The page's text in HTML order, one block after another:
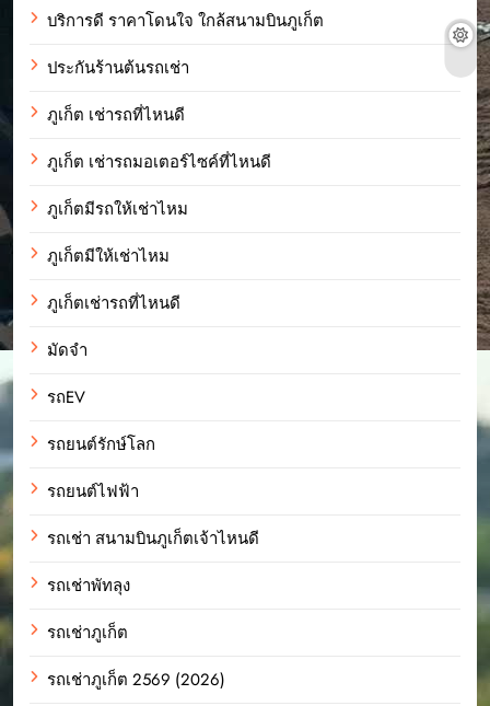
บริการดี ราคาโดนใจ ใกล้สนามบินภูเก็ต
ประกันร้านต้นรถเช่า
ภูเก็ต เช่ารถที่ไหนดี
ภูเก็ต เช่ารถมอเตอร์ไซค์ที่ไหนดี
ภูเก็ตมีรถให้เช่าไหม
ภูเก็ตมีให้เช่าไหม
ภูเก็ตเช่ารถที่ไหนดี
มัดจำ
รถEV
รถยนต์รักษ์โลก
รถยนต์ไฟฟ้า
รถเช่า สนามบินภูเก็ตเจ้าไหนดี
รถเช่าพัทลุง
รถเช่าภูเก็ต
รถเช่าภูเก็ต 2569 (2026)